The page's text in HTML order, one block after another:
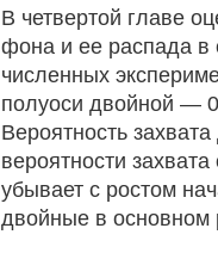
В четвертой главе
фона и ее распада в
численных
полуоси двойной —
Вероятность
вероятности
убывает с ростом
двойные в основном